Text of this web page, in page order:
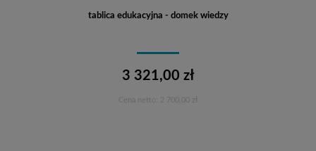
tablica edukacyjna - domek wiedzy
3 321,00 zł
2 700,00 zł